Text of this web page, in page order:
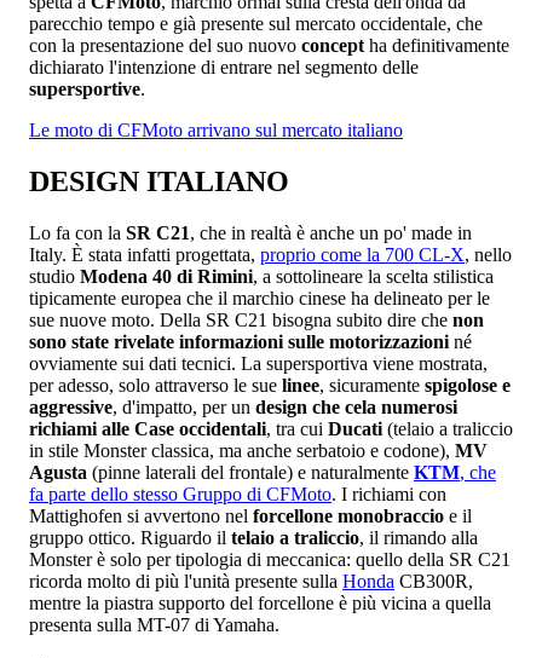
parecchio tempo e già presente sul mercato occidentale, che
con la presentazione del suo nuovo concept ha definitivamente
dichiarato l'intenzione di entrare nel segmento delle
supersportive.
Le moto di CFMoto arrivano sul mercato italiano
DESIGN ITALIANO
Lo fa con la SR C21, che in realtà è anche un po' made in
Italy. È stata infatti progettata, proprio come la 700 CL-X, nello
studio Modena 40 di Rimini, a sottolineare la scelta stilistica
tipicamente europea che il marchio cinese ha delineato per le
sue nuove moto. Della SR C21 bisogna subito dire che non
sono state rivelate informazioni sulle motorizzazioni né
ovviamente sui dati tecnici. La supersportiva viene mostrata,
per adesso, solo attraverso le sue linee, sicuramente spigolose e
aggressive, d'impatto, per un design che cela numerosi
richiami alle Case occidentali, tra cui Ducati (telaio a traliccio
in stile Monster classica, ma anche serbatoio e codone), MV
Agusta (pinne laterali del frontale) e naturalmente KTM, che
fa parte dello stesso Gruppo di CFMoto. I richiami con
Mattighofen si avvertono nel forcellone monobraccio e il
gruppo ottico. Riguardo il telaio a traliccio, il rimando alla
Monster è solo per tipologia di meccanica: quello della SR C21
ricorda molto di più l'unità presente sulla Honda CB300R,
mentre la piastra supporto del forcellone è più vicina a quella
presenta sulla MT-07 di Yamaha.